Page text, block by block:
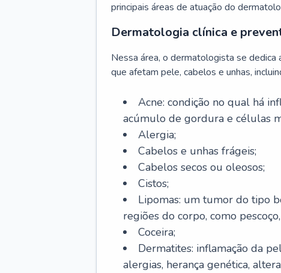
principais áreas de atuação do
Dermatologia clínica e
Nessa área, o dermatologista se
que afetam pele, cabelos e unhas,
Acne: condição no qual há
acúmulo de gordura e células
Alergia;
Cabelos e unhas frágeis;
Cabelos secos ou oleosos;
Cistos;
Lipomas: um tumor do tipo
regiões do corpo, como
Coceira;
Dermatites: inflamação da
alergias, herança genética,